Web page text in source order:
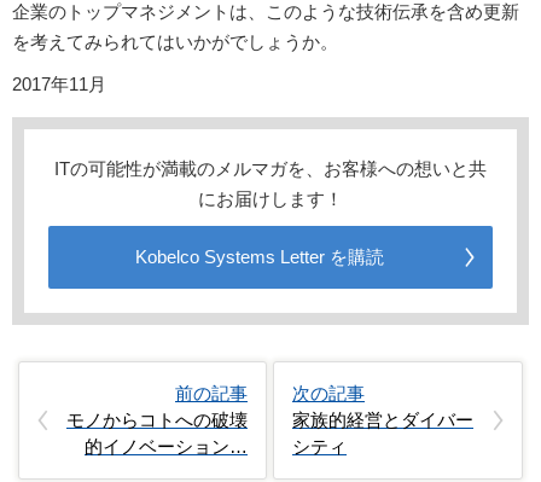
企業のトップマネジメントは、このような技術伝承を含め更新
を考えてみられてはいかがでしょうか。
2017年11月
ITの可能性が満載のメルマガを、お客様への想いと共
にお届けします！
Kobelco Systems Letter を購読
前の記事
モノからコトへの破壊
的イノベーション…
次の記事
家族的経営とダイバー
シティ